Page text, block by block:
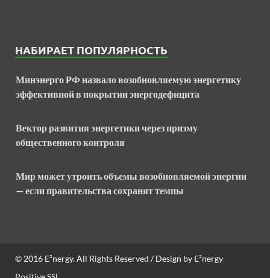
НАБИРАЕТ ПОПУЛЯРНОСТЬ
Минэнерго РФ назвало возобновляемую энергетику
эффективной в покрытии энергодефицита
Вектор развития энергетики через призму
общественного контроля
Мир может утроить объемы возобновляемой энергии
— если правительства сохранят темпы
© 2016 E²nergy. All Rights Reserved / Design by E²nergy